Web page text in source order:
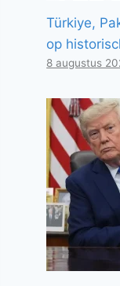
Türkiye,
op
8 augustus